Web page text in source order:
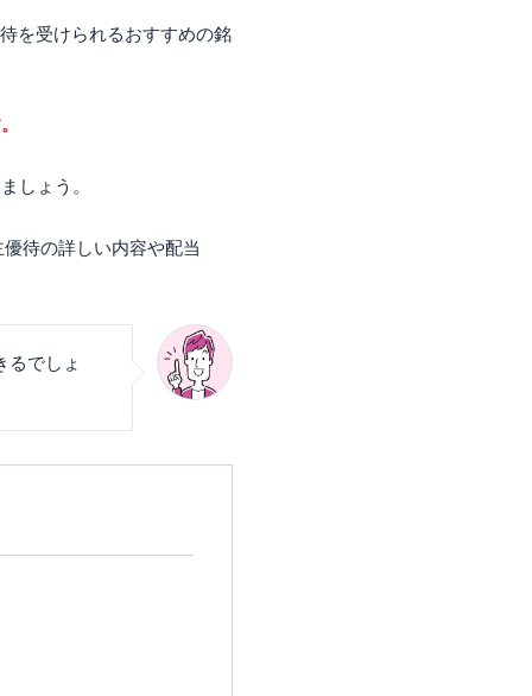
を受けられるおすすめの銘
しょう。
待の詳しい内容や配当
るでしょ